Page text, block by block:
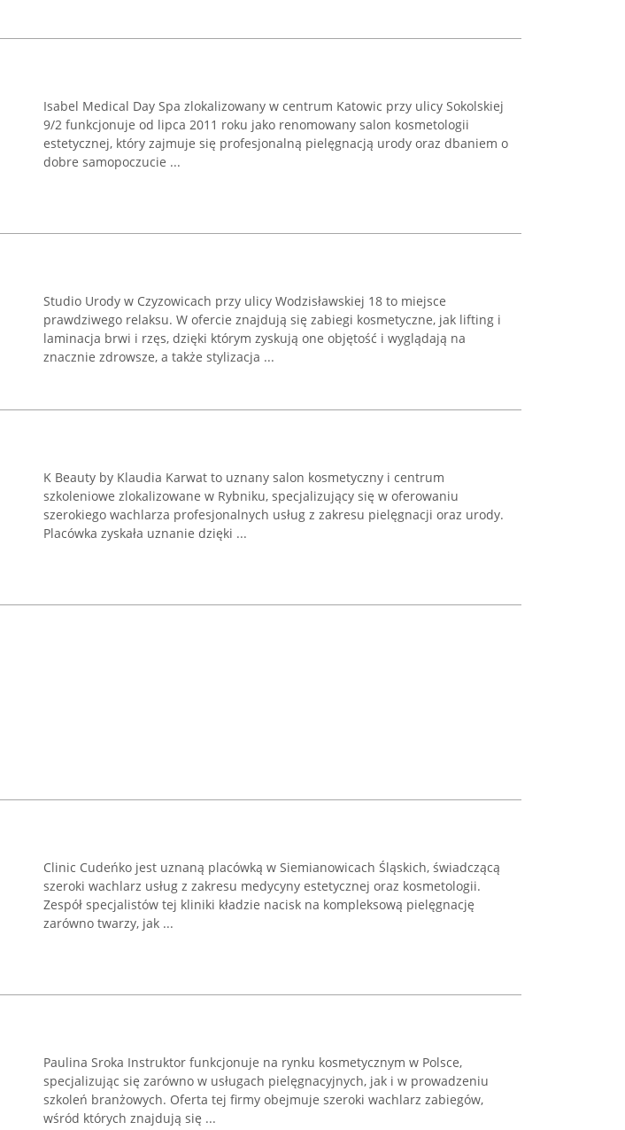
Isabel Medical Day Spa zlokalizowany w centrum Katowic przy ulicy Sokolskiej
9/2 funkcjonuje od lipca 2011 roku jako renomowany salon kosmetologii
estetycznej, który zajmuje się profesjonalną pielęgnacją urody oraz dbaniem o
dobre samopoczucie ...
Studio Urody w Czyzowicach przy ulicy Wodzisławskiej 18 to miejsce
prawdziwego relaksu. W ofercie znajdują się zabiegi kosmetyczne, jak lifting i
laminacja brwi i rzęs, dzięki którym zyskują one objętość i wyglądają na
znacznie zdrowsze, a także stylizacja ...
K Beauty by Klaudia Karwat to uznany salon kosmetyczny i centrum
szkoleniowe zlokalizowane w Rybniku, specjalizujący się w oferowaniu
szerokiego wachlarza profesjonalnych usług z zakresu pielęgnacji oraz urody.
Placówka zyskała uznanie dzięki ...
Clinic Cudeńko jest uznaną placówką w Siemianowicach Śląskich, świadczącą
szeroki wachlarz usług z zakresu medycyny estetycznej oraz kosmetologii.
Zespół specjalistów tej kliniki kładzie nacisk na kompleksową pielęgnację
zarówno twarzy, jak ...
Paulina Sroka Instruktor funkcjonuje na rynku kosmetycznym w Polsce,
specjalizując się zarówno w usługach pielęgnacyjnych, jak i w prowadzeniu
szkoleń branżowych. Oferta tej firmy obejmuje szeroki wachlarz zabiegów,
wśród których znajdują się ...